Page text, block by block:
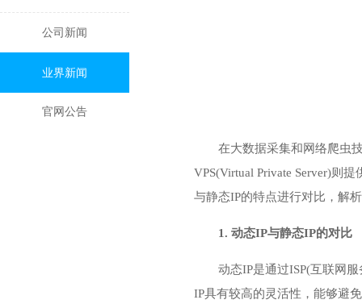
公司新闻
业界新闻
官网公告
在大数据采集和网络爬虫
VPS(Virtual Private Server)则
与静态IP的特点进行对比，解析
1. 动态IP与静态IP的对比
动态IP是通过ISP(互联网
IP具有较高的灵活性，能够避